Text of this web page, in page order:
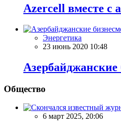
Azercell вместе с
Энергетика
23 июнь 2020 10:48
Общество
6 март 2025, 20:06